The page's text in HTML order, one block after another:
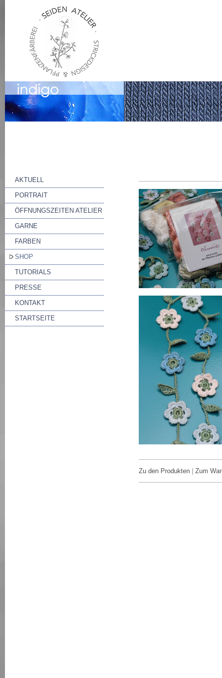
AKTUELL
PORTRAIT
ÖFFNUNGSZEITEN ATELIER
GARNE
FARBEN
SHOP
TUTORIALS
PRESSE
KONTAKT
STARTSEITE
Zu den Produkten Zum